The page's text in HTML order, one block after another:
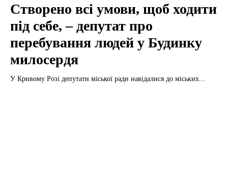
Створено всі умови, щоб ходити
під себе, – депутат про
перебування людей у Будинку
милосердя
У Кривому Розі депутати міської ради навідалися до міських...